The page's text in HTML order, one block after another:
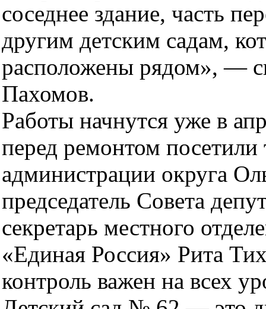
соседнее здание, часть
другим детским садам,
расположены рядом», —
Пахомов.
Работы начнутся уже в
перед ремонтом посетили
администрации округа
председатель Совета
секретарь местного
«Единая Россия» Рита
контроль важен на всех